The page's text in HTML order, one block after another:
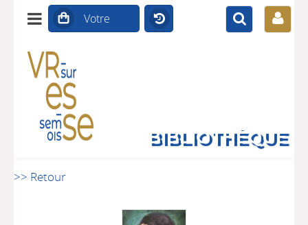
BIBLIOTHÈQUE
>> Retour